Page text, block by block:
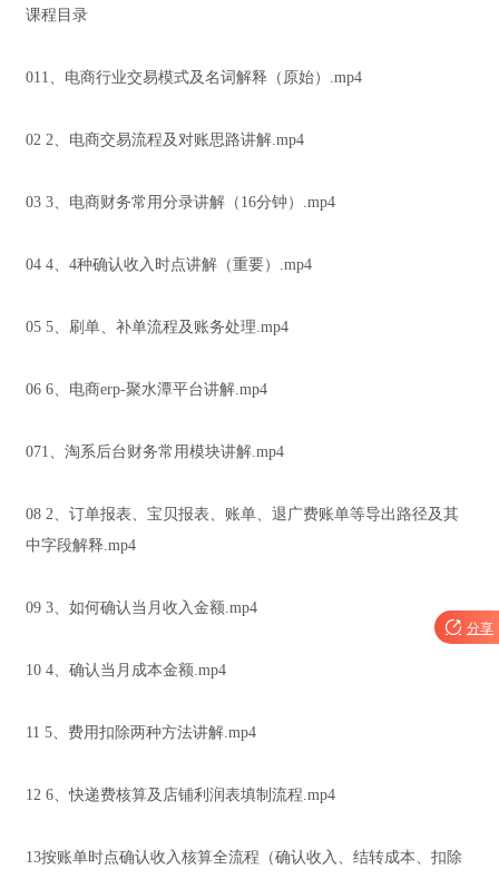
课程目录
011、电商行业交易模式及名词解释（原始）.mp4
02 2、电商交易流程及对账思路讲解.mp4
03 3、电商财务常用分录讲解（16分钟）.mp4
04 4、4种确认收入时点讲解（重要）.mp4
05 5、刷单、补单流程及账务处理.mp4
06 6、电商erp-聚水潭平台讲解.mp4
071、淘系后台财务常用模块讲解.mp4
08 2、订单报表、宝贝报表、账单、退广费账单等导出路径及其
中字段解释.mp4
09 3、如何确认当月收入金额.mp4
10 4、确认当月成本金额.mp4
11 5、费用扣除两种方法讲解.mp4
12 6、快递费核算及店铺利润表填制流程.mp4
13按账单时点确认收入核算全流程（确认收入、结转成本、扣除
 分享